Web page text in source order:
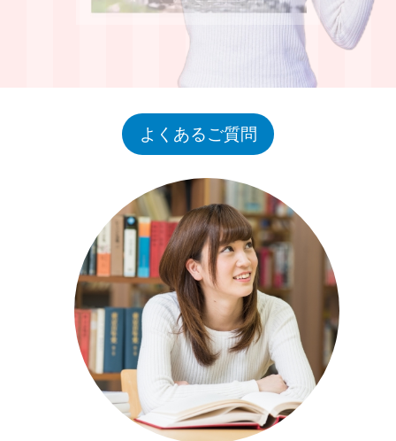
よくあるご質問